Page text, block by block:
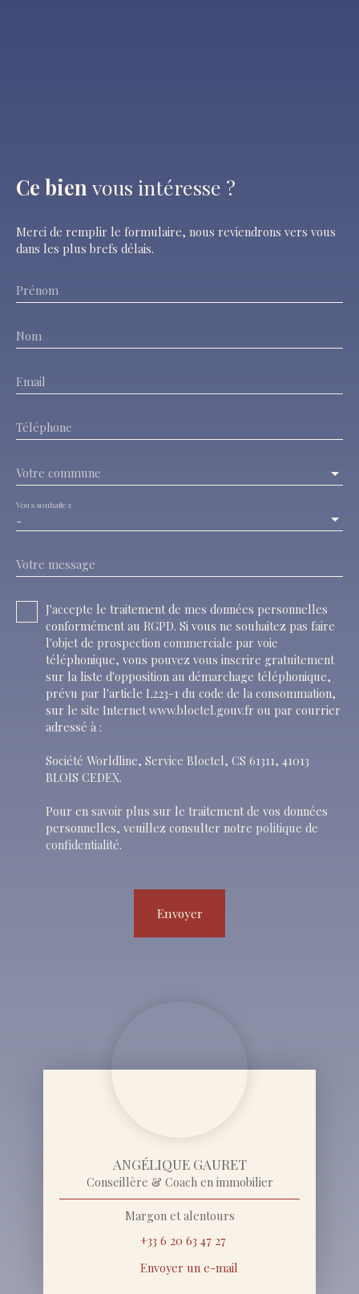
Ce bien vous intéresse ?
Merci de remplir le formulaire, nous reviendrons vers vous
dans les plus brefs délais.
Prénom
Nom
Email
Téléphone
Votre commune
-
Vous souhaitez
Votre message
J'accepte le traitement de mes données personnelles
conformément au RGPD. Si vous ne souhaitez pas faire
l'objet de prospection commerciale par voie
téléphonique, vous pouvez vous inscrire gratuitement
sur la liste d'opposition au démarchage téléphonique,
prévu par l'article L223-1 du code de la consommation,
sur le site Internet www.bloctel.gouv.fr ou par courrier
adressé à :
Société Worldline, Service Bloctel, CS 61311, 41013
BLOIS CEDEX.
Pour en savoir plus sur le traitement de vos données
personnelles, veuillez consulter notre politique de
confidentialité.
Envoyer
ANGÉLIQUE GAURET
Conseillère & Coach en immobilier
Margon et alentours
+33 6 20 63 47 27
Envoyer un e-mail